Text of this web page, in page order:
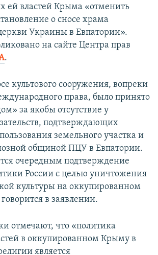
ей властей Крыма «отменить
о сносе храма
Украины в Евпатории».
на сайте Центра прав
.
культового сооружения, вопреки
права, было принято
за якобы отсутствие у
подтверждающих
земельного участка и
общиной ПЦУ в Евпатории.
очередным подтверждение
России с целью уничтожения
культуры на оккупированном
в заявлении.
отмечают, что «политика
в оккупированном Крыму в
является